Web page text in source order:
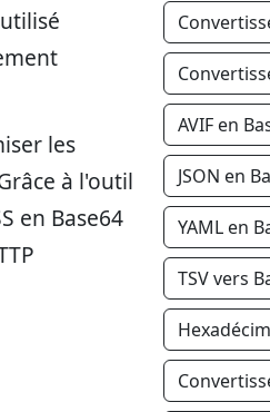
les
à l'outil
en Base64
AVIF en
JSON en
YAML en
TSV vers